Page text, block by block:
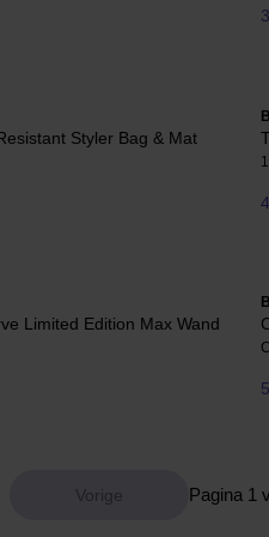
Styler Bag & Mat
Limited Edition Max Wand
Pagina 1